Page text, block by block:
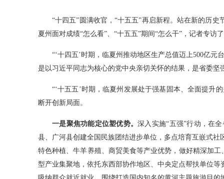
“十四五”圆满收官，“十五五”再启新程。站在新的历
夏州面对成绩“怎么看”、“十五五”期间“怎么干”，记者专访
“‘十四五’时期，临夏州推动地区生产总值迈上500亿
是以习近平同志为核心的党中央亲切关怀的结果，是省委
“‘十五五’时期，临夏州发展处于强基固本、全面提升
断开创新局面。
一是聚焦功能定位塑优势。深入实施“五强”行动，在
县、广河县创建全国民族团结进步单位，多点培育互嵌式
特色种植、牛羊养殖、商贸美食等产业优势，做好精深加
型产业集聚地，依托东西部协作地区、中央定点帮扶单位